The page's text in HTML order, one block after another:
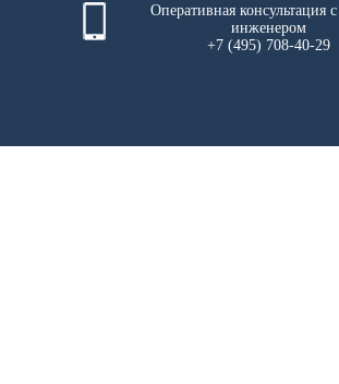
Оперативная консультация
инженером
+7 (495) 708-40-29